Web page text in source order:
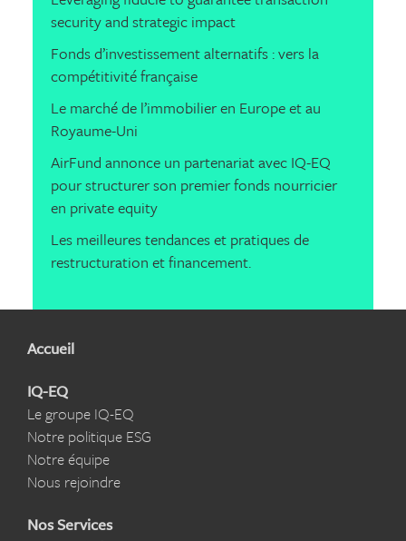
security and strategic impact
Fonds d’investissement alternatifs : vers la
compétitivité française
Le marché de l’immobilier en Europe et au
Royaume-Uni
AirFund annonce un partenariat avec IQ-EQ
pour structurer son premier fonds nourricier
en private equity
Les meilleures tendances et pratiques de
restructuration et financement.
Accueil
IQ-EQ
Le groupe IQ-EQ
Notre politique ESG
Notre équipe
Nous rejoindre
Nos Services